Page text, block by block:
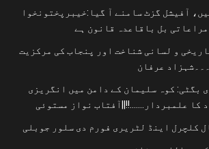
آفیشل گزٹ سامنے آ گیا:خیبرپختونخوا
بل باقاعدہ قانون ہے
و لسانی شناخت اور پنجاب کی مرکزیت
عرفان
بگٹی: کوہ سلیمان کے دامن میں انگریزی
کا علمبردار…….!!||آفتاب نواز مستوئی
کلچرل اینڈ لٹریری فورم دی سلور جوبلی